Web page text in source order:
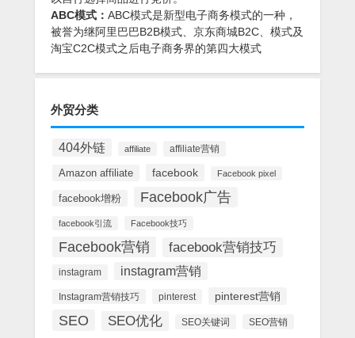
ABC模式： ABC模式是新型电子商务模式的一种，
被誉为继阿里巴巴B2B模式、京东商城B2C、模式及
淘宝C2C模式之后电子商务界的第四大模式
外贸分类
404外链 affiliate affiliate营销
Amazon affiliate facebook Facebook pixel
facebook增粉 Facebook广告
facebook引流 Facebook技巧
Facebook营销 facebook营销技巧
instagram instagram营销
Instagram营销技巧 pinterest pinterest营销
SEO SEO优化 SEO关键词 SEO营销